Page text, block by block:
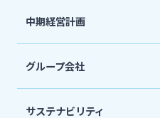
中期経営計画
グループ会社
サステナビリティ